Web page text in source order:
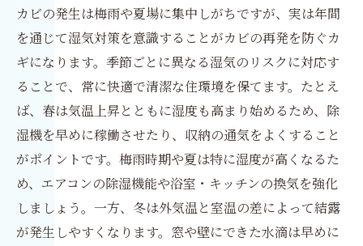
カビの発生は梅雨や夏場に集中しがちですが、実は年間
を通じて湿気対策を意識することがカビの再発を防ぐカ
ギになります。季節ごとに異なる湿気のリスクに対応す
ることで、常に快適で清潔な住環境を保てます。たとえ
ば、春は気温上昇とともに湿度も高まり始めるため、除
湿機を早めに稼働させたり、収納の通気をよくすること
がポイントです。梅雨時期や夏は特に湿度が高くなるた
め、エアコンの除湿機能や浴室・キッチンの換気を強化
しましょう。一方、冬は外気温と室温の差によって結露
が発生しやすくなります。窓や壁にできた水滴は早めに